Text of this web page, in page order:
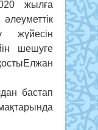
жылға
жүйесін
шешуге
бастап